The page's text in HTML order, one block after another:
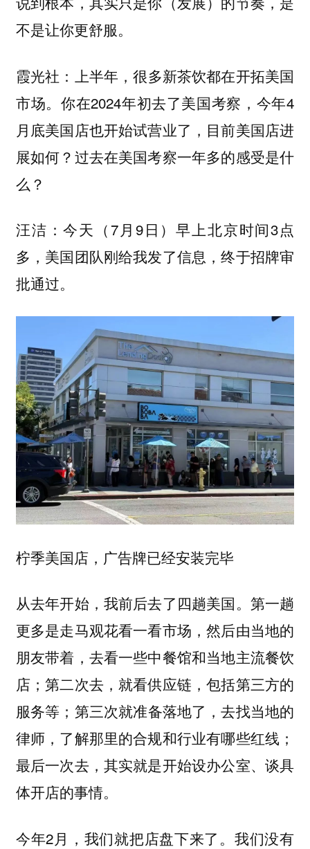
不是让你更舒服。
霞光社 ：上半年，很多新茶饮都在开拓美国
市场。你在2024年初去了美国考察，今年4
月底美国店也开始试营业了，目前美国店进
展如何？过去在美国考察一年多的感受是什
么？
汪洁 ：今天（7月9日）早上北京时间3点
多，美国团队刚给我发了信息，终于招牌审
批通过。
柠季美国店，广告牌已经安装完毕
从去年开始，我前后去了四趟美国。第一趟
更多是走马观花看一看市场，然后由当地的
朋友带着，去看一些中餐馆和当地主流餐饮
店；第二次去，就看供应链，包括第三方的
服务等；第三次就准备落地了，去找当地的
律师，了解那里的合规和行业有哪些红线；
最后一次去，其实就是开始设办公室、谈具
体开店的事情。
今年2月，我们就把店盘下来了。我们没有